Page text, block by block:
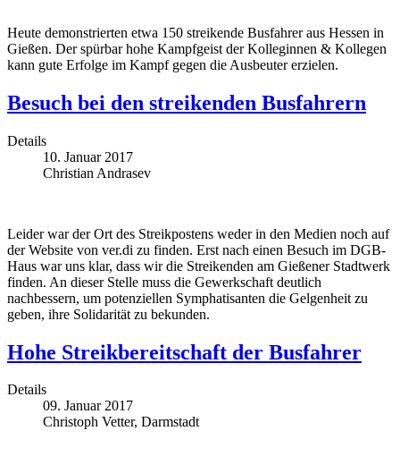
Heute demonstrierten etwa 150 streikende Busfahrer aus Hessen in
Gießen. Der spürbar hohe Kampfgeist der Kolleginnen & Kollegen
kann gute Erfolge im Kampf gegen die Ausbeuter erzielen.
Besuch bei den streikenden Busfahrern
Details
10. Januar 2017
Christian Andrasev
Leider war der Ort des Streikpostens weder in den Medien noch auf
der Website von ver.di zu finden. Erst nach einen Besuch im DGB-
Haus war uns klar, dass wir die Streikenden am Gießener Stadtwerk
finden. An dieser Stelle muss die Gewerkschaft deutlich
nachbessern, um potenziellen Symphatisanten die Gelgenheit zu
geben, ihre Solidarität zu bekunden.
Hohe Streikbereitschaft der Busfahrer
Details
09. Januar 2017
Christoph Vetter, Darmstadt